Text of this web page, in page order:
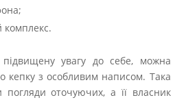
увагу до себе, можна
кепку з особливим написом. Така
погляди оточуючих, а її власник